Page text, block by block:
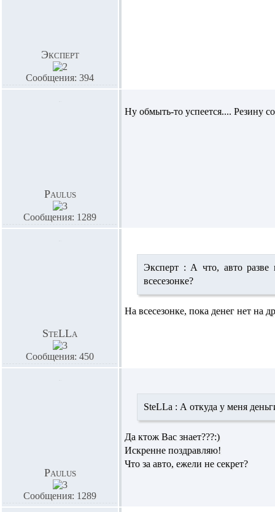
Эксперт
Сообщения: 394
Paulus
Сообщения: 1289
Ну обмыть-то успеется.... Резину
SteLLa
Сообщения: 450
Эксперт : А что, авто
всесезонке?
На всесезонке, пока денег нет на
Paulus
Сообщения: 1289
SteLLa : А откуда у меня
Да ктож Вас знает???:)
Искренне поздравляю!
Что за авто, ежели не секрет?